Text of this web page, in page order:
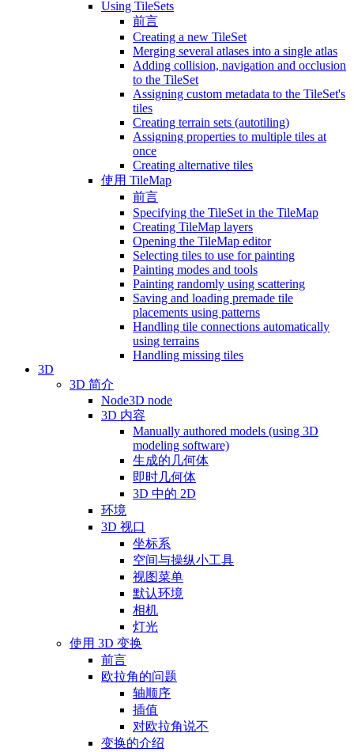
Using TileSets
前言
Creating a new TileSet
Merging several atlases into a single atlas
Adding collision, navigation and occlusion
to the TileSet
Assigning custom metadata to the TileSet's
tiles
Creating terrain sets (autotiling)
Assigning properties to multiple tiles at
once
Creating alternative tiles
使用 TileMap
前言
Specifying the TileSet in the TileMap
Creating TileMap layers
Opening the TileMap editor
Selecting tiles to use for painting
Painting modes and tools
Painting randomly using scattering
Saving and loading premade tile
placements using patterns
Handling tile connections automatically
using terrains
Handling missing tiles
3D
3D 简介
Node3D node
3D 内容
Manually authored models (using 3D
modeling software)
生成的几何体
即时几何体
3D 中的 2D
环境
3D 视口
坐标系
空间与操纵小工具
视图菜单
默认环境
相机
灯光
使用 3D 变换
前言
欧拉角的问题
轴顺序
插值
对欧拉角说不
变换的介绍